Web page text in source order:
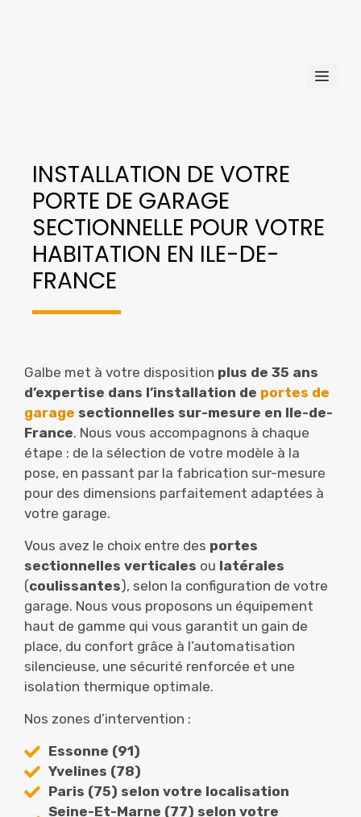
INSTALLATION DE VOTRE
PORTE DE GARAGE
SECTIONNELLE POUR VOTRE
HABITATION EN ILE-DE-
FRANCE
Galbe met à votre disposition plus de 35 ans
d’expertise dans l’installation de portes de
garage sectionnelles sur-mesure en Ile-de-
France. Nous vous accompagnons à chaque
étape : de la sélection de votre modèle à la
pose, en passant par la fabrication sur-mesure
pour des dimensions parfaitement adaptées à
votre garage.
Vous avez le choix entre des portes
sectionnelles verticales ou latérales
(coulissantes), selon la configuration de votre
garage. Nous vous proposons un équipement
haut de gamme qui vous garantit un gain de
place, du confort grâce à l’automatisation
silencieuse, une sécurité renforcée et une
isolation thermique optimale.
Nos zones d’intervention :
Essonne (91)
Yvelines (78)
Paris (75) selon votre localisation
Seine-Et-Marne (77) selon votre